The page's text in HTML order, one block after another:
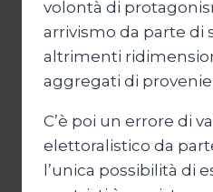
volontà di
arrivismo da parte di
altrimenti
aggregati di
C’è poi un errore di
elettoralistico da
l’unica possibilità di